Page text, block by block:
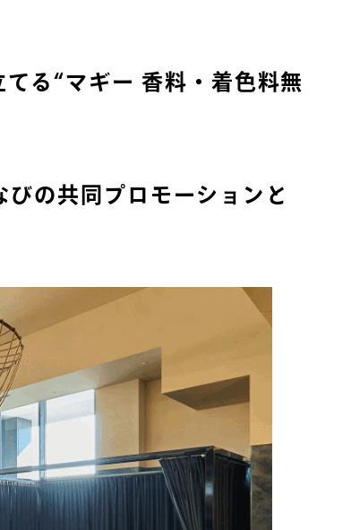
てる“マギー 香料・着色料無
共同プロモーションと